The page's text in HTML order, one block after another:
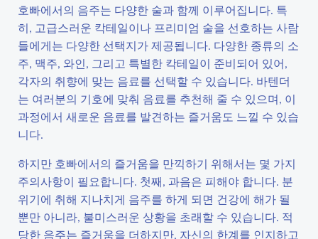
호빠에서의 음주는 다양한 술과 함께 이루어집니다. 특
히, 고급스러운 칵테일이나 프리미엄 술을 선호하는 사람
들에게는 다양한 선택지가 제공됩니다. 다양한 종류의 소
주, 맥주, 와인, 그리고 특별한 칵테일이 준비되어 있어,
각자의 취향에 맞는 음료를 선택할 수 있습니다. 바텐더
는 여러분의 기호에 맞춰 음료를 추천해 줄 수 있으며, 이
과정에서 새로운 음료를 발견하는 즐거움도 느낄 수 있습
니다.
하지만 호빠에서의 즐거움을 만끽하기 위해서는 몇 가지
주의사항이 필요합니다. 첫째, 과음은 피해야 합니다. 분
위기에 취해 지나치게 음주를 하게 되면 건강에 해가 될
뿐만 아니라, 불미스러운 상황을 초래할 수 있습니다. 적
당한 음주는 즐거움을 더하지만, 자신의 한계를 인지하고